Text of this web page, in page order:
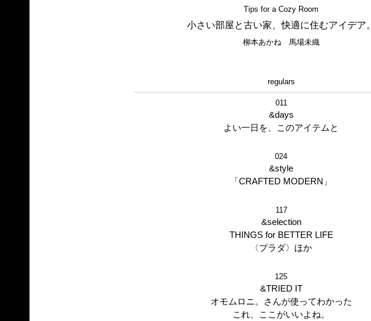
Tips for a Cozy Room
小さい部屋と古い家、快適に住むアイデア。
柳本あかね 馬場未織
regulars
011
&days
よい一日を、このアイテムと
024
&style
「CRAFTED MODERN」
117
&selection
THINGS for BETTER LIFE
〈プラダ〉ほか
125
&TRIED IT
オモムロニ。さんが使ってわかった
これ、ここがいいよね。